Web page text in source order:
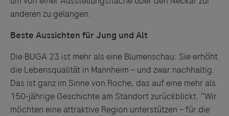
anderen zu gelangen.
Beste Aussichten für Jung und Alt
Die BUGA 23 ist mehr als eine Blumenschau: Sie erhöht
die Lebensqualität in Mannheim – und zwar nachhaltig.
Das ist ganz im Sinne von Roche, das auf eine mehr als
150-jährige Geschichte am Standort zurückblickt. “Wir
möchten eine attraktive Region unterstützen – für die